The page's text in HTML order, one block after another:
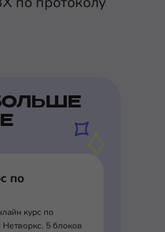
по
курс по
5 блоков